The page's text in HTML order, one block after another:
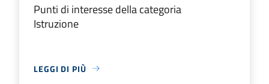
Punti di interesse della categoria
Istruzione
LEGGI DI PIÙ